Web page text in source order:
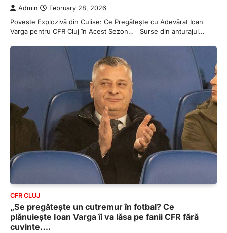
Admin February 28, 2026
Poveste Explozivă din Culise: Ce Pregătește cu Adevărat Ioan
Varga pentru CFR Cluj în Acest Sezon… Surse din anturajul…
CFR CLUJ
„Se pregătește un cutremur în fotbal? Ce
plănuiește Ioan Varga îi va lăsa pe fanii CFR fără
cuvinte….